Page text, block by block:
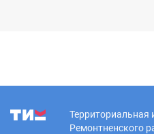
Территориальная
Ремонтненского